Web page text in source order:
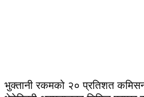
भुक्तानी रकमको २० प्रतिशत